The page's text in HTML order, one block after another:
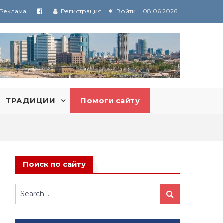
Реклама Регистрация Войти 08.06.2026
ТРАДИЦИИ Помоги сайту
Поиск по сайту
Search
for:
Search